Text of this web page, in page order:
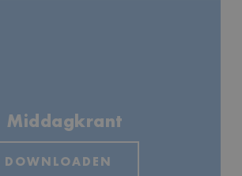
Middagkrant
DOWNLOADEN